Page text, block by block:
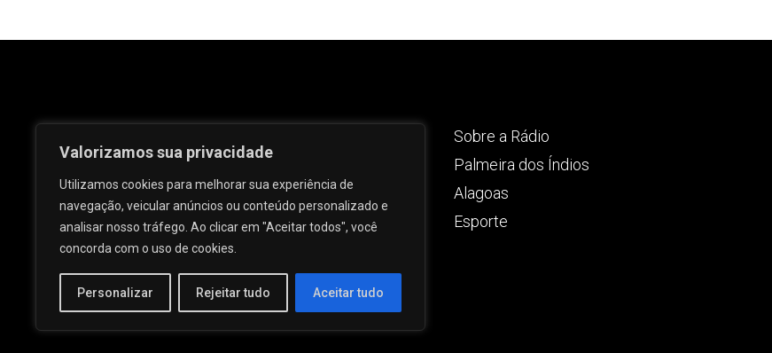
Valorizamos sua privacidade
Utilizamos cookies para melhorar sua experiência de
navegação, veicular anúncios ou conteúdo personalizado e
analisar nosso tráfego. Ao clicar em "Aceitar todos", você
concorda com o uso de cookies.
Personalizar Rejeitar tudo Aceitar tudo
Rua José e Maria Passos, nº 25 - Centro -
Palmeira dos Índios - AL.
Sobre a Rádio
Palmeira dos Índios
Alagoas
Esporte